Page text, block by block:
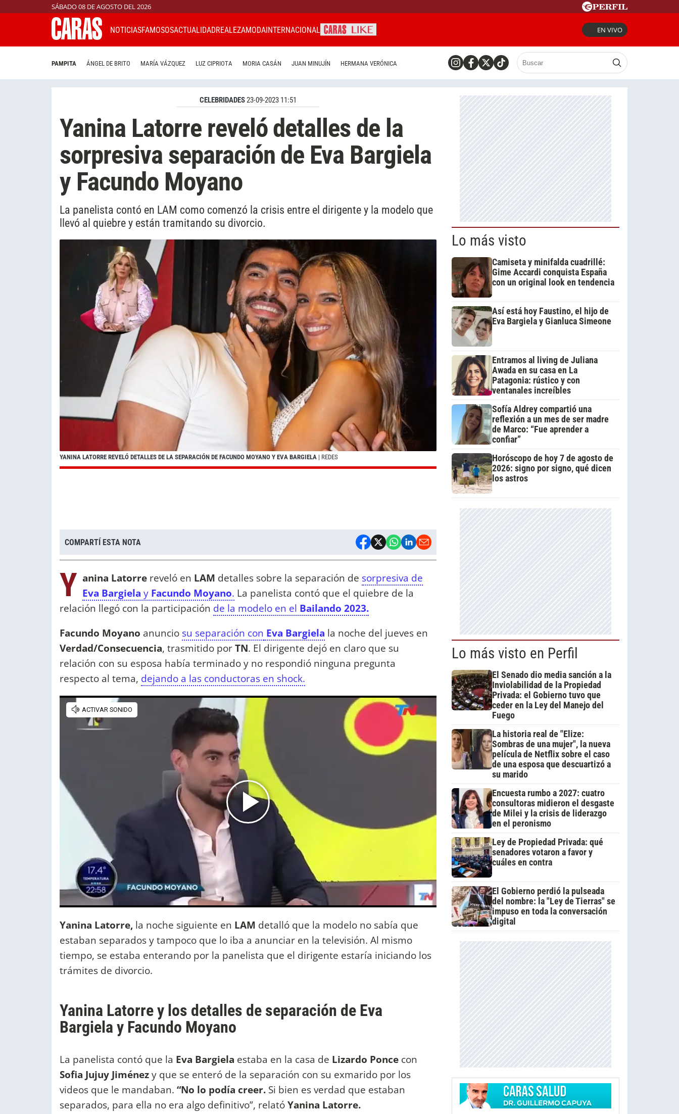
SÁBADO 08 DE AGOSTO DEL 2026
NOTICIASFAMOSOSACTUALIDADREALEZAMODAINTERNACIONAL EN VIVO
PAMPITA ÁNGEL DE BRITO MARÍA VÁZQUEZ LUZ CIPRIOTA MORIA CASÁN JUAN MINUJÍN HERMANA VERÓNICA
CELEBRIDADES23-09-2023 11:51
Yanina Latorre reveló detalles de la
sorpresiva separación de Eva Bargiela
y Facundo Moyano
La panelista contó en LAM como comenzó la crisis entre el dirigente y la modelo que
llevó al quiebre y están tramitando su divorcio.
YANINA LATORRE REVELÓ DETALLES DE LA SEPARACIÓN DE FACUNDO MOYANO Y EVA BARGIELA | REDES
COMPARTÍ ESTA NOTA
Y anina Latorre reveló en LAM detalles sobre la separación de sorpresiva de
Eva Bargiela y Facundo Moyano. La panelista contó que el quiebre de la
relación llegó con la participación de la modelo en el Bailando 2023.
Facundo Moyano anuncio su separación con Eva Bargiela la noche del jueves en
Verdad/Consecuencia, trasmitido porTN. El dirigente dejó en claro que su
relación con su esposa había terminado y no respondió ninguna pregunta
respecto al tema, dejando a las conductoras en shock.
Yanina Latorre, la noche siguiente en LAM detalló que la modelo no sabía que
estaban separados y tampoco que lo iba a anunciar en la televisión. Al mismo
tiempo, se estaba enterando por la panelista que el dirigente estaría iniciando los
trámites de divorcio.
Yanina Latorre y los detalles de separación de Eva
Bargiela y Facundo Moyano
La panelista contó que la Eva Bargiela estaba en la casa de Lizardo Ponce con
Sofia Jujuy Jiménezy que se enteró de la separación con su exmarido por los
videos que le mandaban. “No lo podía creer. Si bien es verdad que estaban
separados, para ella no era algo definitivo”, relatóYanina Latorre.
Lo más visto
Camiseta y minifalda cuadrillé:
Gime Accardi conquista España
con un original look en tendencia
Así está hoy Faustino, el hijo de
Eva Bargiela y Gianluca Simeone
Entramos al living de Juliana
Awada en su casa en La
Patagonia: rústico y con
ventanales increíbles
Sofía Aldrey compartió una
reflexión a un mes de ser madre
de Marco: “Fue aprender a
confiar”
Horóscopo de hoy 7 de agosto de
2026: signo por signo, qué dicen
los astros
Lo más visto en Perfil
El Senado dio media sanción a la
Inviolabilidad de la Propiedad
Privada: el Gobierno tuvo que
ceder en la Ley del Manejo del
Fuego
La historia real de "Elize:
Sombras de una mujer", la nueva
película de Netflix sobre el caso
de una esposa que descuartizó a
su marido
Encuesta rumbo a 2027: cuatro
consultoras midieron el desgaste
de Milei y la crisis de liderazgo
en el peronismo
Ley de Propiedad Privada: qué
senadores votaron a favor y
cuáles en contra
El Gobierno perdió la pulseada
del nombre: la "Ley de Tierras" se
impuso en toda la conversación
digital